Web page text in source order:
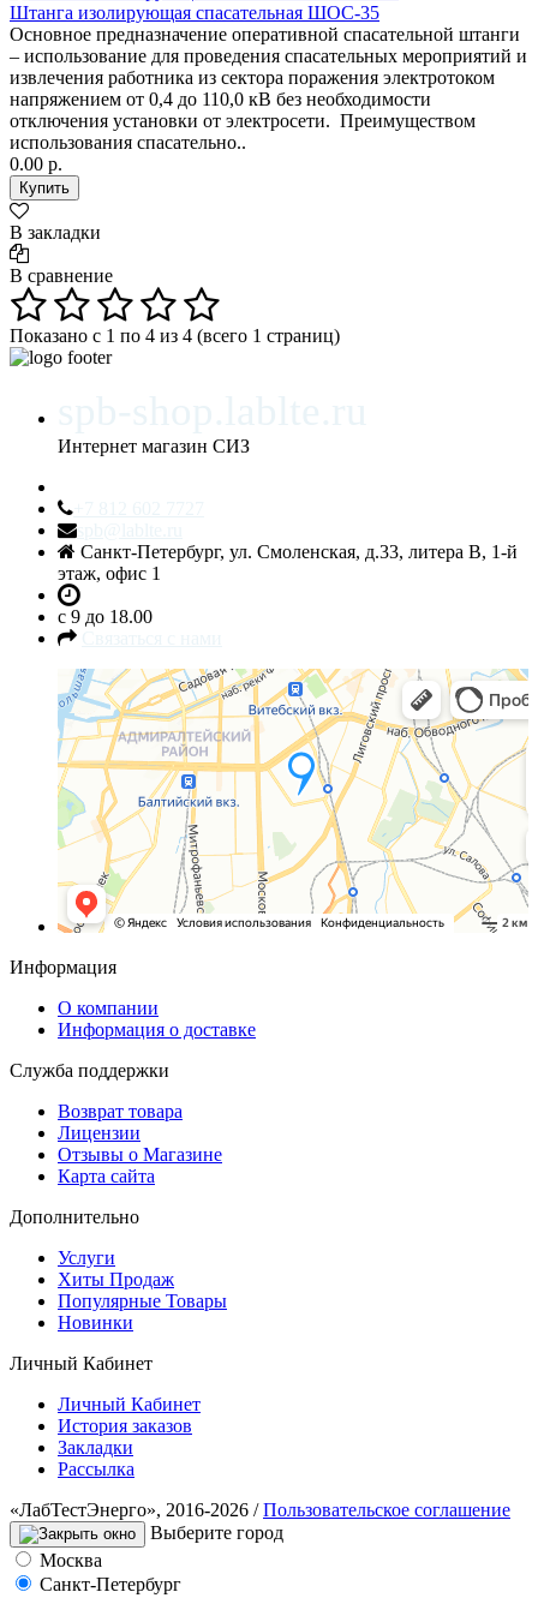
Штанга изолирующая спасательная ШОС-35
Основное предназначение оперативной спасательной штанги
– использование для проведения спасательных мероприятий и
извлечения работника из сектора поражения электротоком
напряжением от 0,4 до 110,0 кВ без необходимости
отключения установки от электросети. Преимуществом
использования спасательно..
0.00 р.
В закладки
В сравнение
Показано с 1 по 4 из 4 (всего 1 страниц)
Интернет магазин СИЗ
Санкт-Петербург, ул. Смоленская, д.33, литера В, 1-й
этаж, офис 1
c 9 до 18.00
Санкт‑Петербург
Яндекс.Карты — транспорт, навигация, поиск мест
Информация
О компании
Информация о доставке
Служба поддержки
Возврат товара
Лицензии
Отзывы о Магазине
Карта сайта
Дополнительно
Услуги
Хиты Продаж
Популярные Товары
Новинки
Личный Кабинет
Личный Кабинет
История заказов
Закладки
Рассылка
«ЛабТестЭнерго», 2016-2026 /Пользовательское соглашение
Выберите город
Москва
Санкт-Петербург